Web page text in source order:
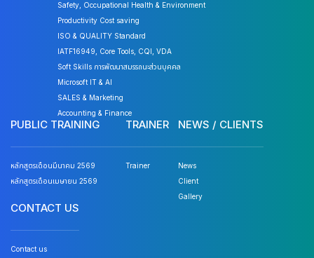
Safety, Occupational Health & Environment
Productivity Cost saving
ISO & QUALITY Standard
IATF16949, Core Tools, CQI, VDA
Soft Skills การพัฒนาสมรรถนะส่วนบุคคล
Microsoft IT & AI
SALES & Marketing
Accounting & Finance
PUBLIC TRAINING
หลักสูตรเดือนมีนาคม 2569
หลักสูตรเดือนเมษายน 2569
TRAINER
Trainer
NEWS / CLIENTS
News
Client
Gallery
CONTACT US
Contact us